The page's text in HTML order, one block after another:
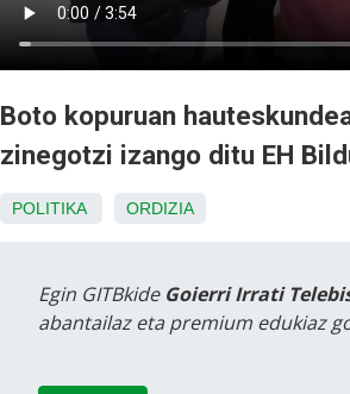
Boto kopuruan
zinegotzi izango ditu EH
POLITIKA ORDIZIA
Egin GITBkide Goierri Irrati
abantailaz eta premium edukiaz